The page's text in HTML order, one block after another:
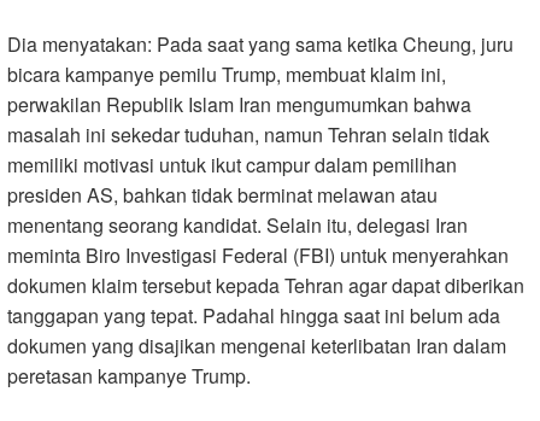
Dia menyatakan: Pada saat yang sama ketika Cheung, juru
bicara kampanye pemilu Trump, membuat klaim ini,
perwakilan Republik Islam Iran mengumumkan bahwa
masalah ini sekedar tuduhan, namun Tehran selain tidak
memiliki motivasi untuk ikut campur dalam pemilihan
presiden AS, bahkan tidak berminat melawan atau
menentang seorang kandidat. Selain itu, delegasi Iran
meminta Biro Investigasi Federal (FBI) untuk menyerahkan
dokumen klaim tersebut kepada Tehran agar dapat diberikan
tanggapan yang tepat. Padahal hingga saat ini belum ada
dokumen yang disajikan mengenai keterlibatan Iran dalam
peretasan kampanye Trump.